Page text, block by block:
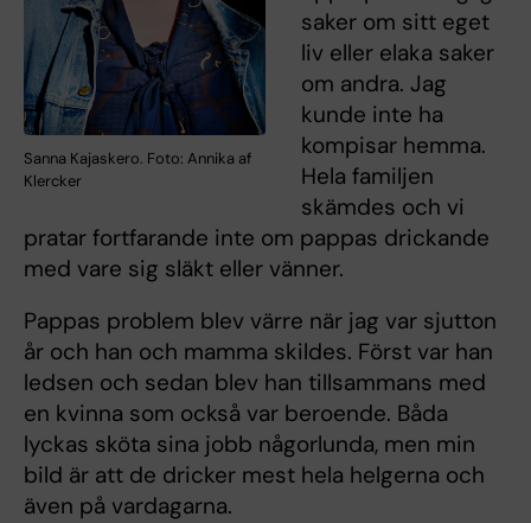
Sanna Kajaskero. Foto: Annika af
Klercker
saker om sitt eget
liv eller elaka saker
om andra. Jag
kunde inte ha
kompisar hemma.
Hela familjen
skämdes och vi
pratar fortfarande inte om pappas drickande
med vare sig släkt eller vänner.
Pappas problem blev värre när jag var sjutton
år och han och mamma skildes. Först var han
ledsen och sedan blev han tillsammans med
en kvinna som också var beroende. Båda
lyckas sköta sina jobb någorlunda, men min
bild är att de dricker mest hela helgerna och
även på vardagarna.